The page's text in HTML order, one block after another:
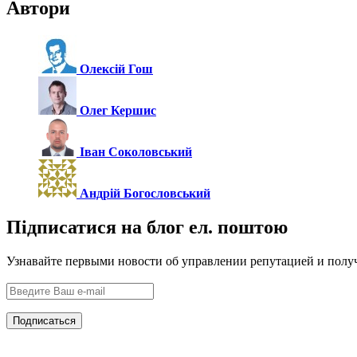
Автори
Олексій Гош
Олег Кершис
Іван Соколовський
Андрій Богословський
Підписатися на блог ел. поштою
Узнавайте первыми новости об управлении репутацией и